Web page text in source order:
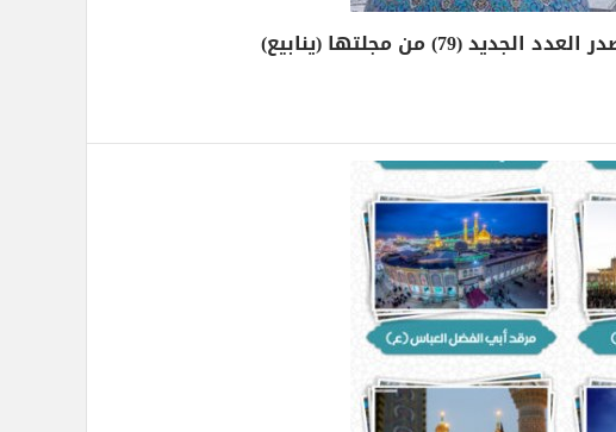
(79) من مجلتها (ينابيع)